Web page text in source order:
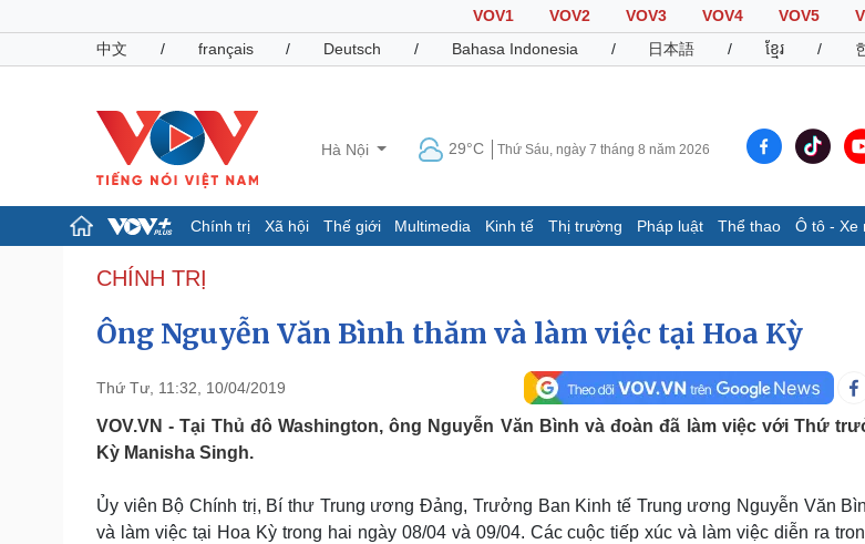
VOV1 VOV2 VOV3 VOV4 VOV5
中文
/ français / Deutsch / Bahasa Indonesia / 日本語 / ខ្មែរ /
Hà Nội 29°C Thứ Sáu, ngày 7 tháng 8 năm 2026
Chính trị Xã hội Thế giới Multimedia Kinh tế Thị trường Pháp luật Thể thao Ô tô - Xe
Chính trị
Tổ chức nhân sự
Quốc hội
Dự báo thời tiết
Giáo dục
Biển đảo
Cuộc sống đó đây
Hồ sơ
Ảnh
E-Magazine
Infographic
Pháp luật
Tin nóng
Tư vấn luật
Việt Nam
Phân tích
Lịch thi đấu bóng đá
Thế giới thể thao
Xe máy
Tư vấn
CHÍNH TRỊ
Ông Nguyễn Văn Bình thăm và làm việc tại Hoa Kỳ
Thứ Tư, 11:32, 10/04/2019
VOV.VN - Tại Thủ đô Washington, ông Nguyễn Văn Bình và đoàn đã làm việc với Thứ
Kỳ Manisha Singh.
Ủy viên Bộ Chính trị, Bí thư Trung ương Đảng, Trưởng Ban Kinh tế Trung ương Nguyễn Văn
và làm việc tại Hoa Kỳ trong hai ngày 08/04 và 09/04. Các cuộc tiếp xúc và làm việc diễn ra